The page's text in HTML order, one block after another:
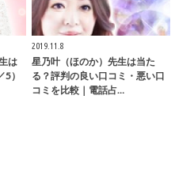
は
）
2019.11.8
星乃叶（ほのか）先生は当た
る？評判の良い口コミ・悪い口
コミを比較｜電話占…